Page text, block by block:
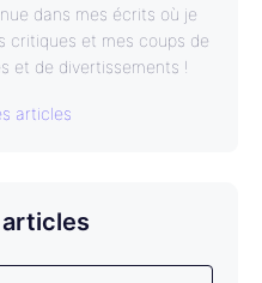
dans mes écrits où je
critiques et mes coups de
et de divertissements !
articles